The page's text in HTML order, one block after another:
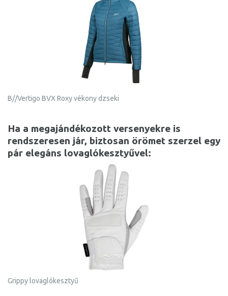
B//Vertigo BVX Roxy vékony dzseki
Ha a megajándékozott versenyekre is
rendszeresen jár, biztosan örömet szerzel egy
pár elegáns lovaglókesztyűvel:
Grippy lovaglókesztyű